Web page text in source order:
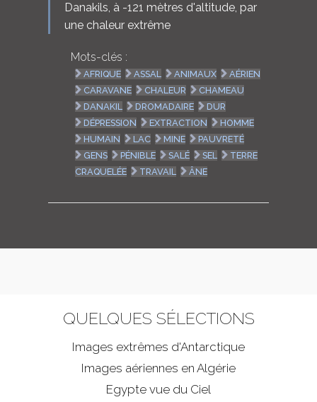
Danakils, à -121 mètres d'altitude, par
une chaleur extrême
Mots-clés :
AFRIQUE ASSAL ANIMAUX
AÉRIEN
CARAVANE
CHALEUR
CHAMEAU
DANAKIL
DROMADAIRE
DUR
DÉPRESSION
EXTRACTION
HOMME
HUMAIN
LAC MINE
PAUVRETÉ
GENS
PÉNIBLE SALÉ SEL
TERRE
CRAQUELÉE
TRAVAIL ÂNE
QUELQUES SÉLECTIONS
Images extrêmes d'Antarctique
Images aériennes en Algérie
Egypte vue du Ciel